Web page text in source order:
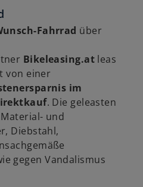
Fahrrad über
Bikeleasing.atleas
von einer
im
. Die geleasten
und
Diebstahl,
gegen Vandalismus